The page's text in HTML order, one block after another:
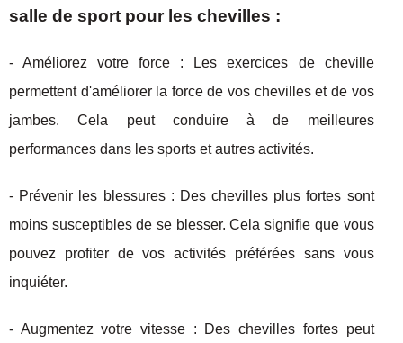
salle de sport pour les chevilles :
- Améliorez votre force : Les exercices de cheville
permettent d'améliorer la force de vos chevilles et de vos
jambes. Cela peut conduire à de meilleures
performances dans les sports et autres activités.
- Prévenir les blessures : Des chevilles plus fortes sont
moins susceptibles de se blesser. Cela signifie que vous
pouvez profiter de vos activités préférées sans vous
inquiéter.
- Augmentez votre vitesse : Des chevilles fortes peut